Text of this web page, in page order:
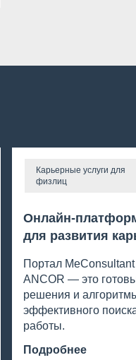
Карьерные услуги для
физлиц
Онлайн-
для развития
Портал MeConsultant
ANCOR — это
решения и
эффективного
работы.
Подробнее